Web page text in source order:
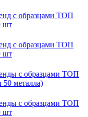
с образцами ТОП
шт
с образцами ТОП
шт
с образцами ТОП
50 металла)
с образцами ТОП
шт